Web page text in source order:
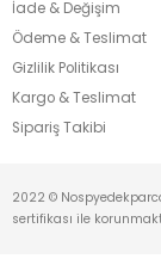
İade & Değişim
Ödeme & Teslimat
Gizlilik Politikası
Kargo & Teslimat
Sipariş Takibi
2022 ©
sertifikası ile